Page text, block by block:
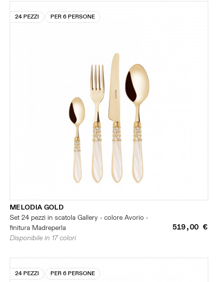
24 PEZZI PER 6 PERSONE
MELODIA GOLD
Set 24 pezzi in scatola Gallery - colore Avorio -
finitura Madreperla
519,00 €
Disponibile in 17 colori
24 PEZZI PER 6 PERSONE